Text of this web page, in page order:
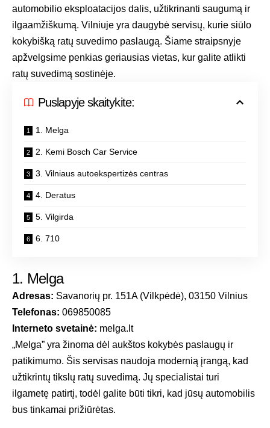
automobilio eksploatacijos dalis, užtikrinanti saugumą ir
ilgaamžiškumą. Vilniuje yra daugybė servisų, kurie siūlo
kokybišką ratų suvedimo paslaugą. Šiame straipsnyje
apžvelgsime penkias geriausias vietas, kur galite atlikti
ratų suvedimą sostinėje.
Puslapyje skaitykite:
1. Melga
2. Kemi Bosch Car Service
3. Vilniaus autoekspertizės centras
4. Deratus
5. Vilgirda
6. 710
1. Melga
Adresas: Savanorių pr. 151A (Vilkpėdė), 03150 Vilnius
Telefonas: 069850085
Interneto svetainė: melga.lt
„Melga” yra žinoma dėl aukštos kokybės paslaugų ir
patikimumo. Šis servisas naudoja modernią įrangą, kad
užtikrintų tikslų ratų suvedimą. Jų specialistai turi
ilgametę patirtį, todėl galite būti tikri, kad jūsų automobilis
bus tinkamai prižiūrėtas.